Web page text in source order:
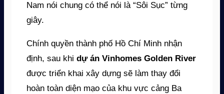
Nam nói chung có thể nói là “Sôi Sục” từng
giây.
Chính quyền thành phố Hồ Chí Minh nhận
định, sau khi dự án Vinhomes Golden River
được triển khai xây dựng sẽ làm thay đổi
hoàn toàn diện mạo của khu vực cảng Ba